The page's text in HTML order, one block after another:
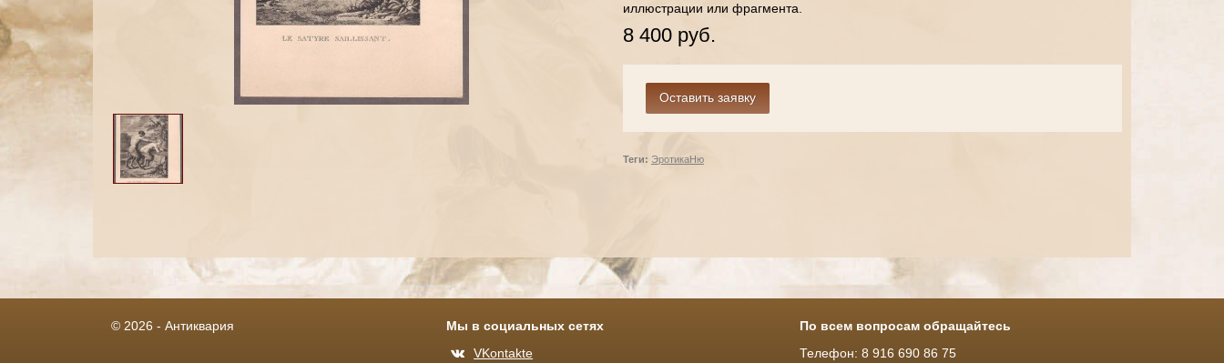
иллюстрации или фрагмента.
8 400 руб.
Теги: ЭротикаНю
© 2026 - Антиквария
Мы в социальных сетях
VKontakte
По всем вопросам обращайтесь
Телефон: 8 916 690 86 75